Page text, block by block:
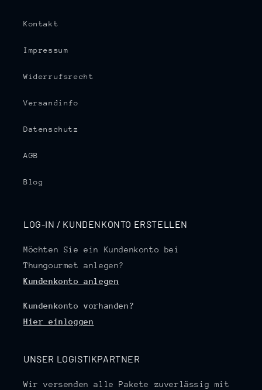
Kontakt
Impressum
Widerrufsrecht
Versandinfo
Datenschutz
AGB
Blog
LOG-IN / KUNDENKONTO ERSTELLEN
Möchten Sie ein Kundenkonto bei
Thungourmet anlegen?
Kundenkonto anlegen
Kundenkonto vorhanden?
Hier einloggen
UNSER LOGISTIKPARTNER
Wir versenden alle Pakete zuverlässig mit